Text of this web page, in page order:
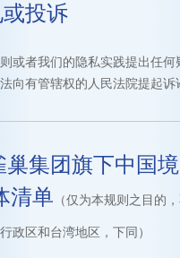
投诉
或者我们的隐私实践提出任何
向有管辖权的人民法院提起诉
巢集团旗下中国
清单 （仅为本规则之目的
政区和台湾地区，下同）